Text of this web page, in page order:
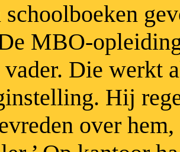
schoolboeken
MBO-
Die werkt
Hij
over